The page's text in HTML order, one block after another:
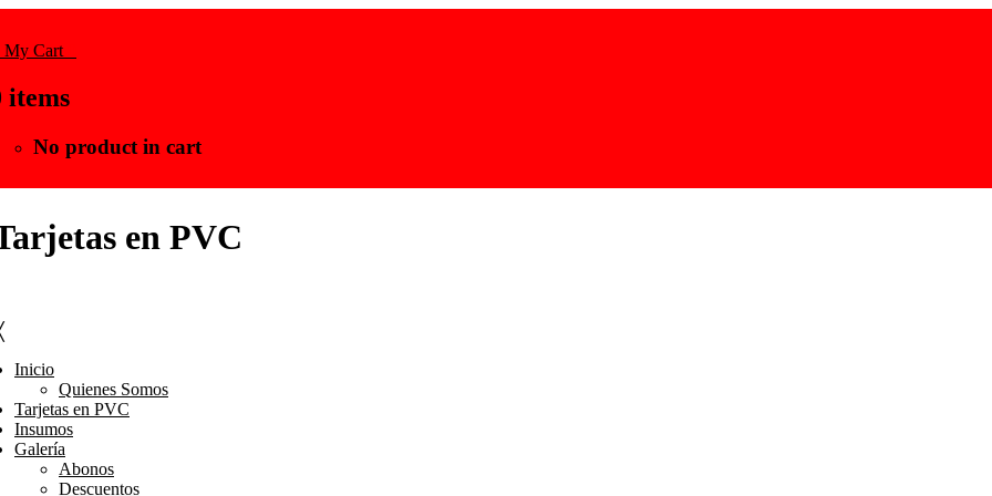
My Cart
items
No product in cart
en PVC
Inicio
Quienes Somos
Tarjetas en PVC
Insumos
Galería
Abonos
Descuentos